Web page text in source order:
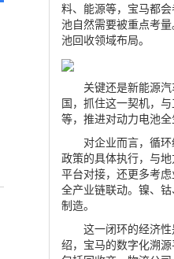
料、能源等，宝马都
池自然需要被重点考
池回收领域布局。
关键还是新能源汽车
国，抓住这一契机，
等，推进对动力电池全
对企业而言，循环经
政策的具体执行，与
平台对接，还更多考
全产业链联动。镍、
制造。
这一闭环的经济性是
绍，宝马的数字化溯